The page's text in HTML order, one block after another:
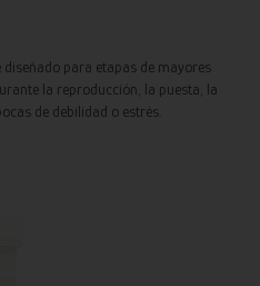
para etapas de mayores
la reproducción, la puesta, la
de debilidad o estrés.